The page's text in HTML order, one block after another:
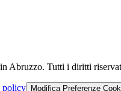
Abruzzo. Tutti i diritti
policy Modifica Preferenze